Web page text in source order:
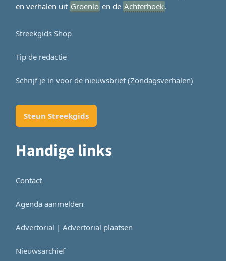
en verhalen uit Groenlo en de Achterhoek.
Streekgids Shop
Tip de redactie
Schrijf je in voor de nieuwsbrief (Zondagsverhalen)
Steun Streekgids
Handige links
Contact
Agenda aanmelden
Advertorial | Advertorial plaatsen
Nieuwsarchief